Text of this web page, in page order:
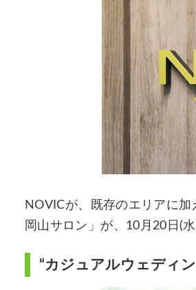
NOVICが、既存のエリアに
岡山サロン」が、10月20日(
“カジュアルウェディ